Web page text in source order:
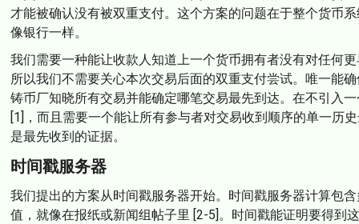
才能被确认没有被双重支付。这个方案的问题在于整个货币
像银行一样。
我们需要一种能让收款人知道上一个货币拥有者没有对任何
所以我们不需要关心本次交易后面的双重支付尝试。唯一能
铸币厂知晓所有交易并能确定哪笔交易最先到达。在不引入
[1]，而且需要一个能让所有参与者对交易收到顺序的单一历
是最先收到的证据。
时间戳服务器
我们提出的方案从时间戳服务器开始。时间戳服务器计算包
值，就像在报纸或新闻组帖子里 [2-5]。时间戳能证明要得到